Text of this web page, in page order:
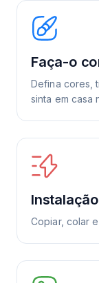
Faça-o
Defina cores,
sinta em casa
Copiar, colar